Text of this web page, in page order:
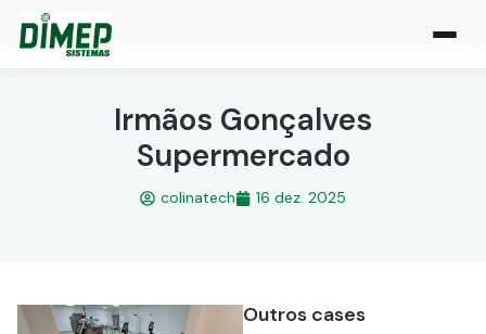
| Atendimento de segunda a sexta, das 8h às 18h
Irmãos Gonçalves
Supermercado
colinatech 16 dez. 2025
Outros cases